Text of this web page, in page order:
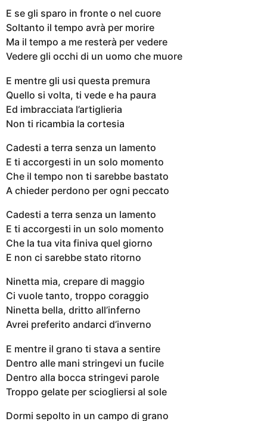
E se gli sparo in fronte o nel cuore
Soltanto il tempo avrà per morire
Ma il tempo a me resterà per vedere
Vedere gli occhi di un uomo che muore
E mentre gli usi questa premura
Quello si volta, ti vede e ha paura
Ed imbracciata l’artiglieria
Non ti ricambia la cortesia
Cadesti a terra senza un lamento
E ti accorgesti in un solo momento
Che il tempo non ti sarebbe bastato
A chieder perdono per ogni peccato
Cadesti a terra senza un lamento
E ti accorgesti in un solo momento
Che la tua vita finiva quel giorno
E non ci sarebbe stato ritorno
Ninetta mia, crepare di maggio
Ci vuole tanto, troppo coraggio
Ninetta bella, dritto all’inferno
Avrei preferito andarci d’inverno
E mentre il grano ti stava a sentire
Dentro alle mani stringevi un fucile
Dentro alla bocca stringevi parole
Troppo gelate per sciogliersi al sole
Dormi sepolto in un campo di grano